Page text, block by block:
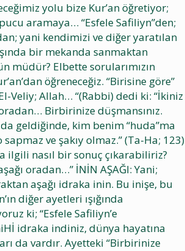
yolu bize Kur’an öğretiyor;
aramaya… “Esfele Safiliyn”den;
yani kendimizi ve diğer yaratılan
bir mekanda sanmaktan
müdür? Elbette sorularımızın
öğreneceğiz. “Birisine göre”
Veliy; Allah… “(Rabbi) dedi ki: “İkiniz
Birbirinize düşmansınız.
geldiğinde, kim benim “huda”ma
ve şakıy olmaz.” (Ta-Ha; 123)
ilgili nasıl bir sonuç çıkarabiliriz?
oradan…” İNİN AŞAĞI: Yani;
aşağı idraka inin. Bu inişe, bu
diğer ayetleri ışığında
ki; “Esfele Safiliyn’e
idraka indiniz, dünya hayatına
da vardır. Ayetteki “Birbirinize